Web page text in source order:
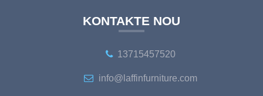
KONTAKTE NOU
13715457520
info@laffinfurniture.com